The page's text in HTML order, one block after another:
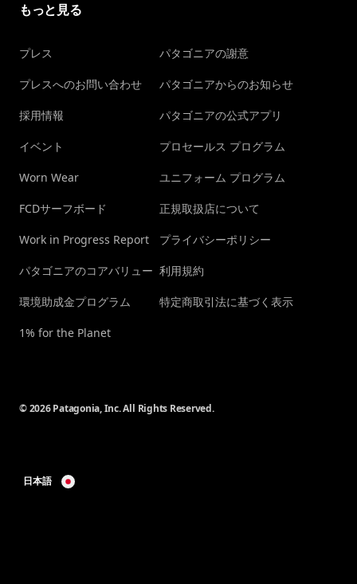
もっと見る
プレス
プレスへのお問い合わせ
採用情報
イベント
Worn Wear
FCDサーフボード
Work in Progress Report
パタゴニアのコアバリュー
環境助成金プログラム
1% for the Planet
パタゴニアの謝意
パタゴニアからのお知らせ
パタゴニアの公式アプリ
プロセールス プログラム
ユニフォーム プログラム
正規取扱店について
プライバシーポリシー
利用規約
特定商取引法に基づく表示
© 2026 Patagonia, Inc. All Rights Reserved.
日本語